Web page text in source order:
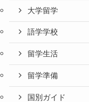
大学留学
語学学校
留学生活
留学準備
国別ガイド